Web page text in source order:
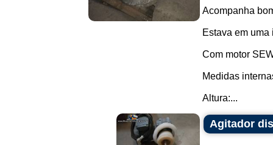
Acompanha
Estava em
Com motor
Medidas
Altura:...
Agitador